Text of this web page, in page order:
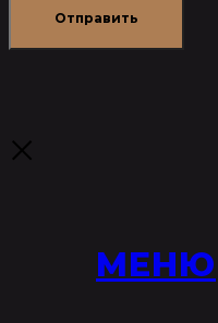
Отправить
МЕНЮ